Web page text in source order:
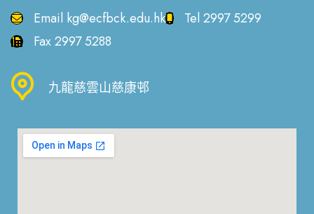
Email kg@ecfbck.edu.hk Tel 2997 5299
Fax2997 5288
九龍慈雲山慈康邨